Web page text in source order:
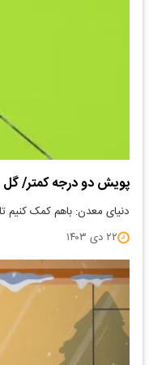
پویش دو درجه کمتر/ گل
دنیای معدن: باهم کمک کنیم
۲۲ دی ۱۴۰۳